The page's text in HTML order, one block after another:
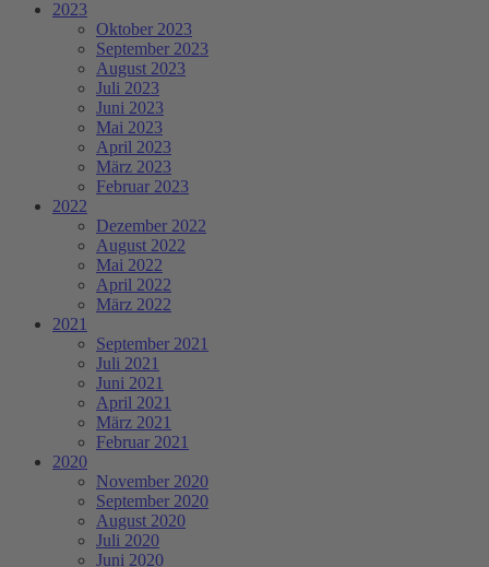
2023
Oktober 2023
September 2023
August 2023
Juli 2023
Juni 2023
Mai 2023
April 2023
März 2023
Februar 2023
2022
Dezember 2022
August 2022
Mai 2022
April 2022
März 2022
2021
September 2021
Juli 2021
Juni 2021
April 2021
März 2021
Februar 2021
2020
November 2020
September 2020
August 2020
Juli 2020
Juni 2020